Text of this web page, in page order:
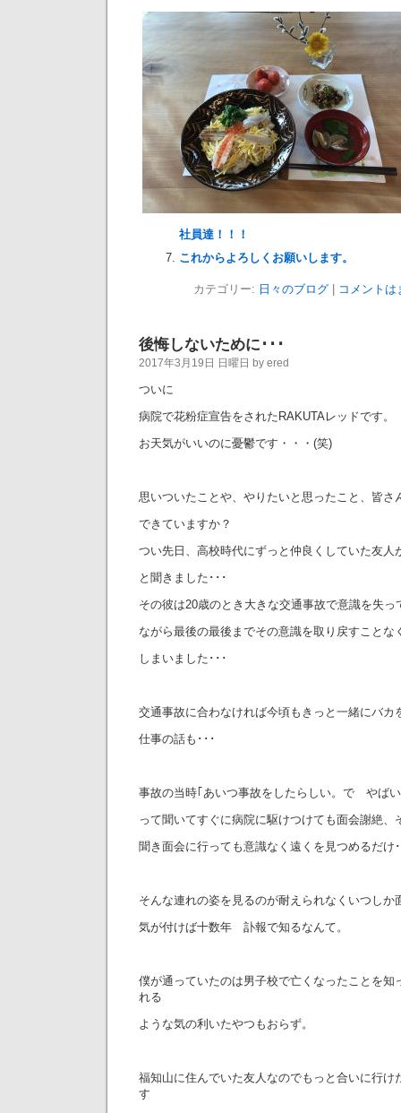
社員達！！！
これからよろしくお願いします。
カテゴリー: 日々のブログ| コメントは
後悔しないために･･･
2017年3月19日 日曜日 by ered
ついに
病院で花粉症宣告をされたRAKUTAレッドです。
お天気がいいのに憂鬱です・・・(笑)
思いついたことや、やりたいと思ったこと、皆さ
できていますか？
つい先日、高校時代にずっと仲良くしていた友人
と聞きました･･･
その彼は20歳のとき大きな交通事故で意識を失っ
ながら最後の最後までその意識を取り戻すことな
しまいました･･･
交通事故に合わなければ今頃もきっと一緒にバカ
仕事の話も･･･
事故の当時｢あいつ事故をしたらしい。で やば
って聞いてすぐに病院に駆けつけても面会謝絶、
聞き面会に行っても意識なく遠くを見つめるだけ
そんな連れの姿を見るのが耐えられなくいつしか
気が付けば十数年 訃報で知るなんて。
僕が通っていたのは男子校で亡くなったことを知
れる
ような気の利いたやつもおらず。
福知山に住んでいた友人なのでもっと合いに行け
す